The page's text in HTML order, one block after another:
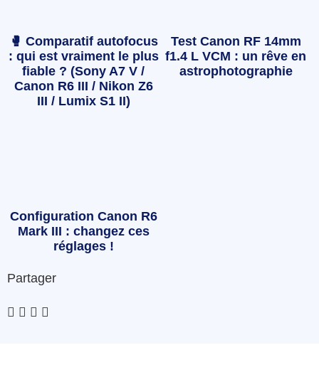
🥊 Comparatif autofocus
: qui est vraiment le plus
fiable ? (Sony A7 V /
Canon R6 III / Nikon Z6
III / Lumix S1 II)
Test Canon RF 14mm
f1.4 L VCM : un rêve en
astrophotographie
Configuration Canon R6
Mark III : changez ces
réglages !
Partager